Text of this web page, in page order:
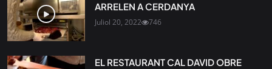
ARRELEN A CERDANYA
Juliol 20, 2022 746
EL RESTAURANT CAL DAVID OBRE